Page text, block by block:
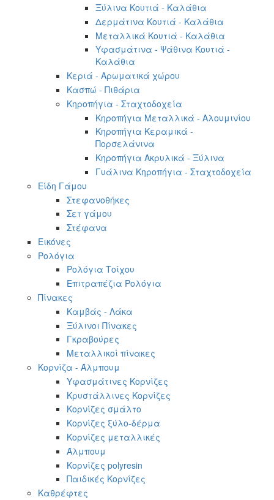
Ξύλινα Κουτιά - Καλάθια
Δερμάτινα Κουτιά - Καλάθια
Μεταλλικά Κουτιά - Καλάθια
Υφασμάτινα - Ψάθινα Κουτιά -
Καλάθια
Κεριά - Αρωματικά χώρου
Κασπώ - Πιθάρια
Κηροπήγια - Σταχτοδοχεία
Κηροπήγια Μεταλλικά - Αλουμινίου
Κηροπήγια Κεραμικά -
Πορσελάνινα
Κηροπήγια Ακρυλικά - Ξύλινα
Γυάλινα Κηροπήγια - Σταχτοδοχεία
Είδη Γάμου
Στεφανοθήκες
Σετ γάμου
Στέφανα
Εικόνες
Ρολόγια
Ρολόγια Τοίχου
Επιτραπέζια Ρολόγια
Πίνακες
Καμβάς - Λάκα
Ξύλινοι Πίνακες
Γκραβούρες
Μεταλλικοί πίνακες
Κορνίζα - Άλμπουμ
Υφασμάτινες Κορνίζες
Κρυστάλλινες Κορνίζες
Κορνίζες σμάλτο
Κορνίζες ξύλο-δέρμα
Κορνίζες μεταλλικές
Άλμπουμ
Κορνίζες polyresin
Παιδικές Κορνίζες
Καθρέφτες